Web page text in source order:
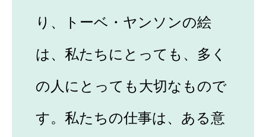
り、トーベ・ヤンソンの絵
は、私たちにとっても、多く
の人にとっても大切なもので
す。私たちの仕事は、ある意